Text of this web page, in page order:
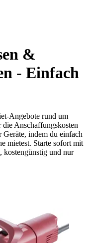
&
- Einfach
Angebote rund um
Anschaffungskosten
indem du einfach
mietest. Starte sofort mit
kostengünstig und nur